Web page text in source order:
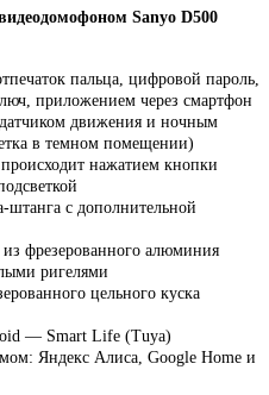
Sanyo D500
пальца, цифровой пароль,
приложением через смартфон
движения и ночным
в темном помещении)
нажатием кнопки
с дополнительной
фрезерованного алюминия
ригелями
цельного куска
— Smart Life (Tuya)
Яндекс Алиса, Google Home и